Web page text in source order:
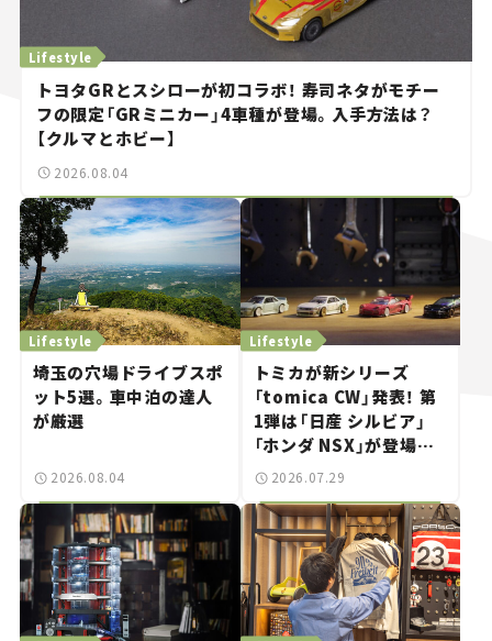
トヨタGRとスシローが初コラボ！ 寿司ネタがモチー
フの限定「GRミニカー」4車種が登場。入手方法は？
【クルマとホビー】
Lifestyle
2026.08.04
埼玉の穴場ドライブスポ
ット5選。車中泊の達人
が厳選
Lifestyle
2026.08.04
トミカが新シリーズ
「tomica CW」発表！ 第
1弾は「日産 シルビア」
「ホンダ NSX」が登場。
世界が注目す
とホビー】
Lifestyle
2026.07.29